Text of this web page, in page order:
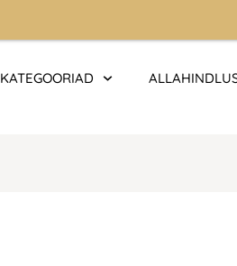
KATEGOORIAD